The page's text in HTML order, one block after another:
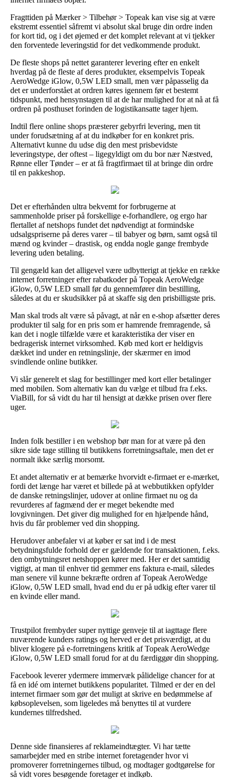
Fragttiden på Mærker > Tilbehør > Topeak kan vise sig at være
ekstremt essentiel såfremt vi absolut skal bruge din ordre inden
for kort tid, og i det øjemed er det komplet relevant at vi tjekker
den forventede leveringstid for det vedkommende produkt.
De fleste shops på nettet garanterer levering efter en enkelt
hverdag på de fleste af deres produkter, eksempelvis Topeak
AeroWedge iGlow, 0,5W LED small, men vær påpasselig da
det er underforstået at ordren køres igennem før et bestemt
tidspunkt, med hensynstagen til at de har mulighed for at nå at få
ordren på posthuset forinden de logistikansatte tager hjem.
Indtil flere online shops præsterer gebyrfri levering, men tit
under forudsætning af at du indkøber for en konkret pris.
Alternativt kunne du udse dig den mest prisbevidste
leveringstype, der oftest – ligegyldigt om du bor nær Næstved,
Rønne eller Tønder – er at få fragtfirmaet til at bringe din ordre
til en pakkeshop.
Det er efterhånden ultra bekvemt for forbrugerne at
sammenholde priser på forskellige e-forhandlere, og ergo har
flertallet af netshops fundet det nødvendigt at formindske
udsalgspriserne på deres varer – til babyer og børn, samt også til
mænd og kvinder – drastisk, og endda nogle gange frembyde
levering uden betaling.
Til gengæld kan det alligevel være udbytterigt at tjekke en række
internet forretninger efter rabatkoder på Topeak AeroWedge
iGlow, 0,5W LED small før du gennemfører din bestilling,
således at du er skudsikker på at skaffe sig den prisbilligste pris.
Man skal trods alt være så påvagt, at når en e-shop afsætter deres
produkter til salg for en pris som er hamrende fremragende, så
kan det i nogle tilfælde være et karakteristika der viser en
bedragerisk internet virksomhed. Køb med kort er heldigvis
dækket ind under en retningslinje, der skærmer en imod
svindlende online butikker.
Vi slår generelt et slag for bestillinger med kort eller betalinger
med mobilen. Som alternativ kan du vælge et tilbud fra f.eks.
ViaBill, for så vidt du har til hensigt at dække prisen over flere
uger.
Inden folk bestiller i en webshop bør man for at være på den
sikre side tage stilling til butikkens forretningsaftale, men det er
normalt ikke særlig morsomt.
Et andet alternativ er at bemærke hvorvidt e-firmaet er e-mærket,
fordi det længe har været et billede på at webbutikken opfylder
de danske retningslinjer, udover at online firmaet nu og da
revurderes af fagmænd der er meget bekendte med
lovgivningen. Det giver dig mulighed for en hjælpende hånd,
hvis du får problemer ved din shopping.
Herudover anbefaler vi at køber er sat ind i de mest
betydningsfulde forhold der er gældende for transaktionen, f.eks.
den ombytningsret netshoppen kører med. Her er det samtidig
vigtigt, at man til enhver tid gemmer ens faktura e-mail, således
man senere vil kunne bekræfte ordren af Topeak AeroWedge
iGlow, 0,5W LED small, hvad end du er på udkig efter varer til
en kvinde eller mand.
Trustpilot frembyder super nyttige genveje til at iagttage flere
nuværende kunders ratings og herved er det prisværdigt, at du
bliver klogere på e-forretningens kritik af Topeak AeroWedge
iGlow, 0,5W LED small forud for at du færdiggør din shopping.
Facebook leverer ydermere immervæk pålidelige chancer for at
få en idé om internet butikkens popularitet. Tilmed er der en del
internet firmaer som gør det muligt at skrive en bedømmelse af
købsoplevelsen, som ligeledes må benyttes til at vurdere
kundernes tilfredshed.
Denne side finansieres af reklameindtægter. Vi har tætte
samarbejder med en stribe internet foretagender hvor vi
promoverer forretningernes tilbud, og modtager godtgørelse for
så vidt vores besøgende foretager et indkøb.